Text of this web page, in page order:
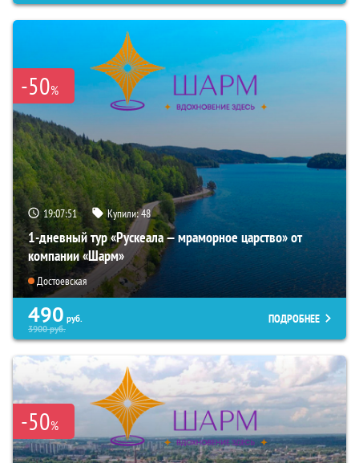
-50%
19:07:49 Купили:48
1-дневный тур «Рускеала — мраморное царство» от
компании «Шарм»
Достоевская
490 руб.
3900руб.
ПОДРОБНЕЕ
-50%